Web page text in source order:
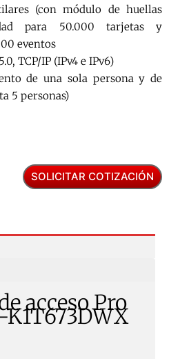
(con módulo de huellas
para 50.000 tarjetas y
eventos
TCP/IP (IPv4 e IPv6)
de una sola persona y de
5 personas)
SOLICITAR COTIZACIÓN
acceso Pro